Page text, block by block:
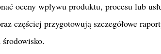
oceny wpływu produktu, procesu lub
częściej przygotowują szczegółowe